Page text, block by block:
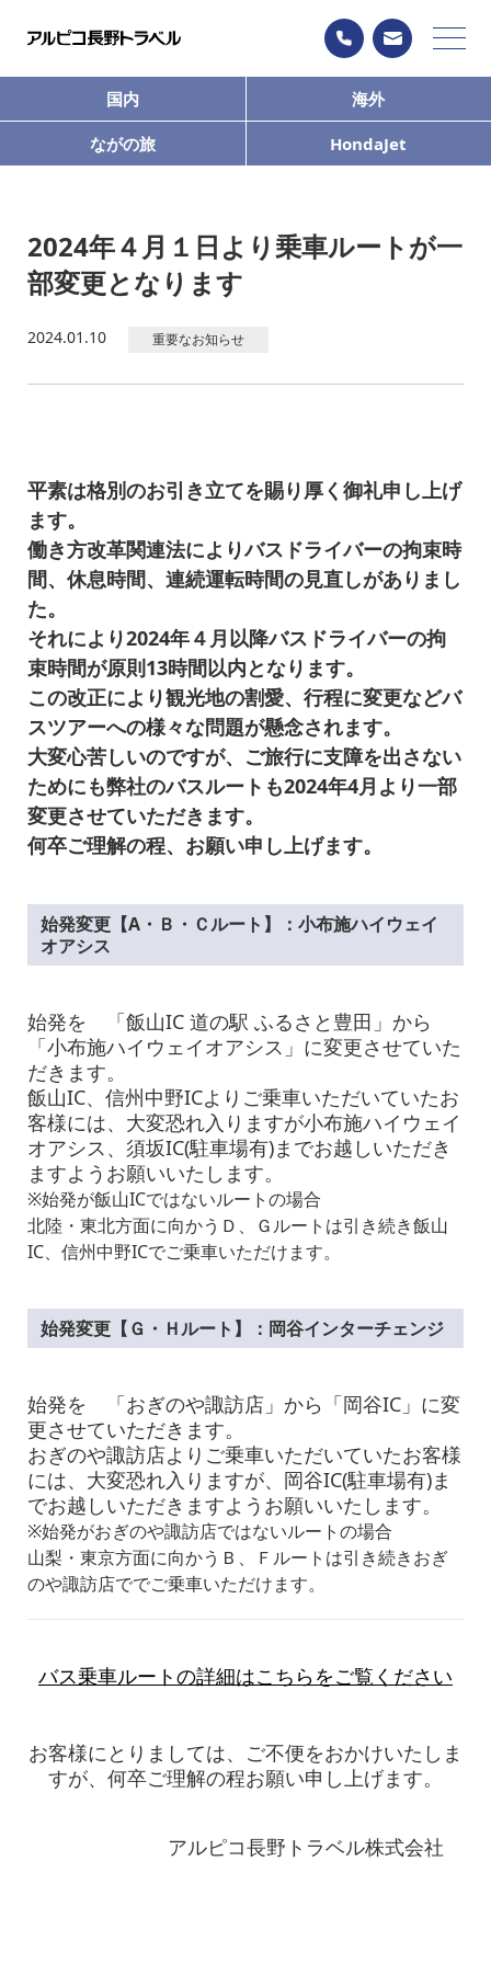
国内 海外
ながの旅 HondaJet
2024年４月１日より乗車ルートが一
部変更となります
2024.01.10 重要なお知らせ
平素は格別のお引き立てを賜り厚く御礼申し上げ
ます。
働き方改革関連法によりバスドライバーの拘束時
間、休息時間、連続運転時間の見直しがありまし
た。
それにより2024年４月以降バスドライバーの拘
束時間が原則13時間以内となります。
この改正により観光地の割愛、行程に変更などバ
スツアーへの様々な問題が懸念されます。
大変心苦しいのですが、ご旅行に支障を出さない
ためにも弊社のバスルートも2024年4月より一部
変更させていただきます。
何卒ご理解の程、お願い申し上げます。
始発変更【A・Ｂ・Ｃルート】：小布施ハイウェイ
オアシス
始発を 「飯山IC 道の駅 ふるさと豊田 」 から
「小布施ハイウェイオアシス 」 に変更させていた
だきます。
飯山IC、信州中野ICよりご乗車いただいていたお
客様には、大変恐れ入りますが小布施ハイウェイ
オアシス、須坂IC(駐車場有)までお越しいただき
ますようお願いいたします。
※始発が飯山ICではないルートの場合
北陸・東北方面に向かう Ｄ、Ｇルートは引き続き飯山
IC、信州中野ICでご乗車いただけます。
始発変更【Ｇ・Ｈルート】：岡谷インターチェンジ
始発を 「おぎのや諏訪店 」 から 「岡谷IC 」 に変
更させていただきます。
おぎのや諏訪店よりご乗車いただいていたお客様
には、大変恐れ入りますが、 岡谷IC(駐車場有)ま
でお越しいただきますようお願いいたします。
※始発がおぎのや諏訪店ではないルートの場合
山梨・東京方面に向かうＢ、Ｆルートは引き続きおぎ
のや諏訪店ででご乗車いただけます。
バス乗車ルートの詳細はこちらをご覧ください
お客様にとりましては、ご不便をおかけいたしま
すが、何卒ご理解の程お願い申し上げます。
アルピコ長野トラベル株式会社